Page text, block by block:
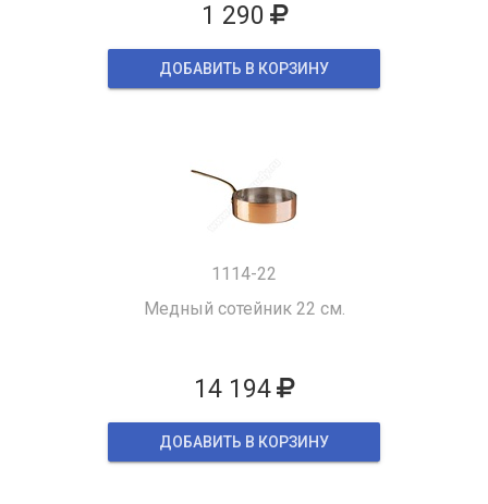
1 290
ДОБАВИТЬ В КОРЗИНУ
1114-22
Медный сотейник 22 см.
14 194
ДОБАВИТЬ В КОРЗИНУ